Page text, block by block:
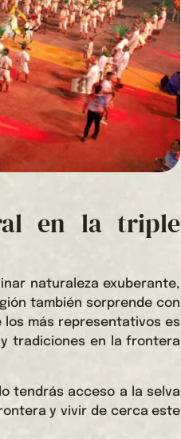
en la triple
naturaleza exuberante,
también sorprende con
más representativos es
tradiciones en la frontera
tendrás acceso a la selva
y vivir de cerca este